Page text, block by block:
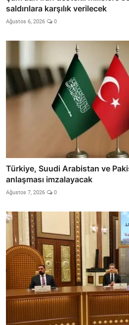
saldırılara karşılık verilecek
Ağustos 6, 2026 0
Türkiye, Suudi Arabistan ve
anlaşması imzalayacak
Ağustos 7, 2026 0